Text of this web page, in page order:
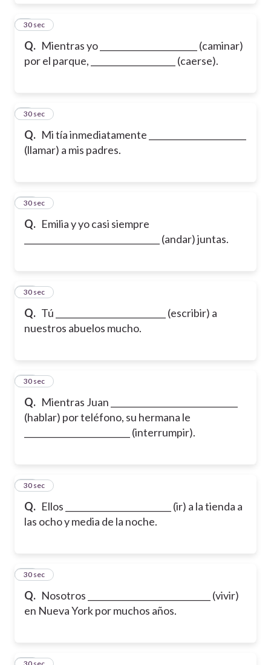
Q. Mientras yo _______________________ (caminar)
por el parque, ____________________ (caerse).
8
30 sec
Q. Mi tía inmediatamente _______________________
(llamar) a mis padres.
9
30 sec
Q. Emilia y yo casi siempre
________________________________ (andar) juntas.
10
30 sec
Q. Tú __________________________ (escribir) a
nuestros abuelos mucho.
11
30 sec
Q. Mientras Juan ______________________________
(hablar) por teléfono, su hermana le
_________________________ (interrumpir).
12
30 sec
Q. Ellos _________________________ (ir) a la tienda a
las ocho y media de la noche.
13
30 sec
Q. Nosotros _____________________________ (vivir)
en Nueva York por muchos años.
14
30 sec